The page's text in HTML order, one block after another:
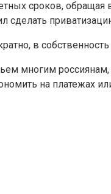
сроков, обращая
сделать
в
многим
на платежах